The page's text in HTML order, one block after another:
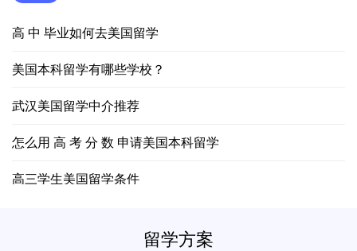
高 中 毕业如何去美国留学
美国本科留学有哪些学校？
武汉美国留学中介推荐
怎么用 高 考 分 数 申请美国本科留学
高三学生美国留学条件
留学方案